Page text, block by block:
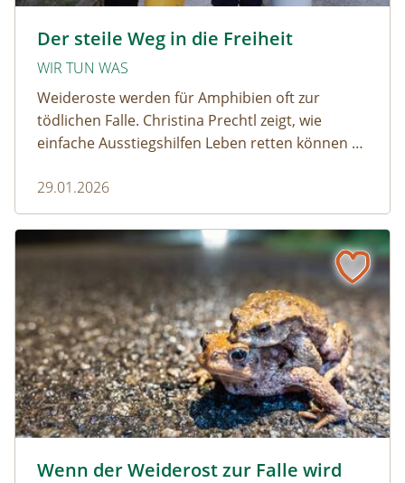
Der steile Weg in die Freiheit
WIR TUN WAS
Weideroste werden für Amphibien oft zur
tödlichen Falle. Christina Prechtl zeigt, wie
einfache Ausstiegshilfen Leben retten können –
Aufwand.
29.01.2026
Wenn der Weiderost zur Falle wird
Wenn der Weiderost zur Falle wird